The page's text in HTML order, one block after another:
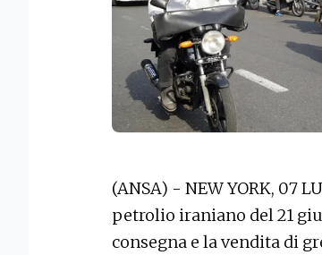
(ANSA) - NEW YORK, 07
petrolio iraniano del 21
consegna e la vendita di